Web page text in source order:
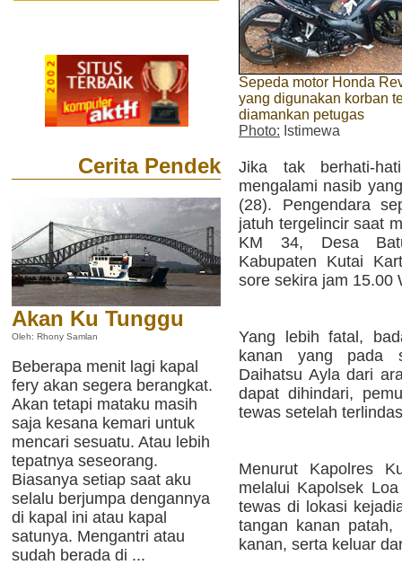
Cerita Pendek
Akan Ku Tunggu
Oleh: Rhony Samlan
Beberapa menit lagi kapal
fery akan segera berangkat.
Akan tetapi mataku masih
saja kesana kemari untuk
mencari sesuatu. Atau lebih
tepatnya seseorang.
Biasanya setiap saat aku
selalu berjumpa dengannya
di kapal ini atau kapal
satunya. Mengantri atau
sudah berada di ...
Sepeda motor Honda
yang digunakan korban
diamankan petugas
Photo: Istimewa
Jika tak berhati-
mengalami nasib
(28). Pengendara
jatuh tergelincir saat
KM 34, Desa
Kabupaten Kutai
sore sekira jam 15.00
Yang lebih fatal,
kanan yang pada
Daihatsu Ayla dari
dapat dihindari,
tewas setelah
Menurut Kapolres
melalui Kapolsek
tewas di lokasi
tangan kanan
kanan, serta keluar